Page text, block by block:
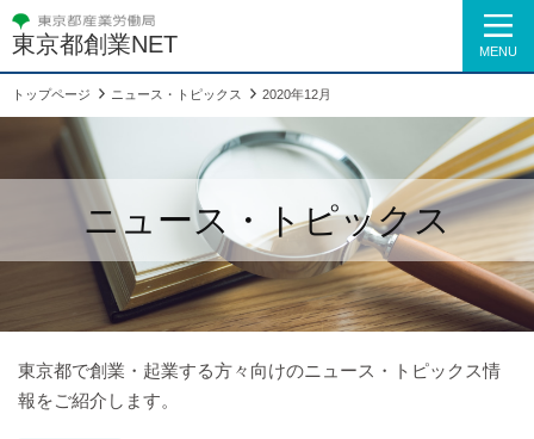
東京都創業NET MENU
トップページ ニュース・トピックス 2020年12月
ニュース・トピックス
東京都で創業・起業する方々向けのニュース・トピックス情
報をご紹介します。